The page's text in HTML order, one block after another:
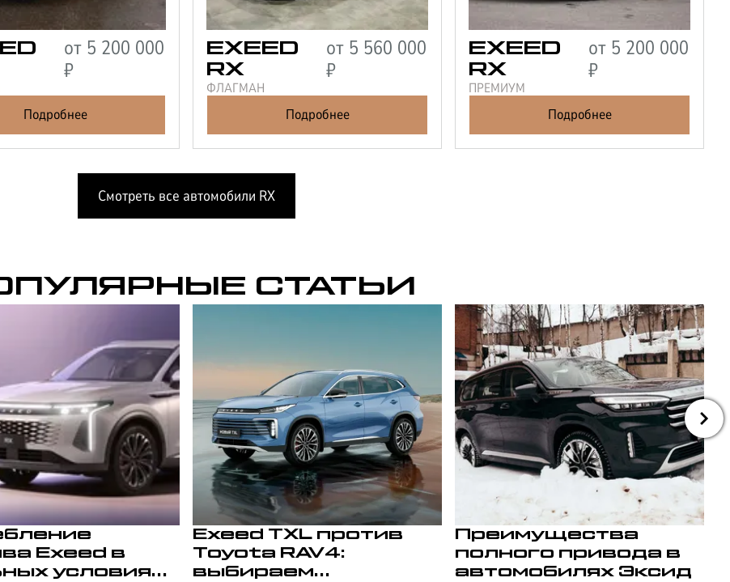
от 5 200 000
₽
Подробнее
EXEED
RX
от 5 560 000
₽
ФЛАГМАН
Подробнее
EXEED
RX
от 5 200 000
₽
ПРЕМИУМ
Подробнее
Смотреть все автомобили RX
СТАТЬИ
Exeed в
условиях:
Exeed TXL против
Toyota RAV4:
выбираем
Преимущества
полного привода в
автомобилях Эксид